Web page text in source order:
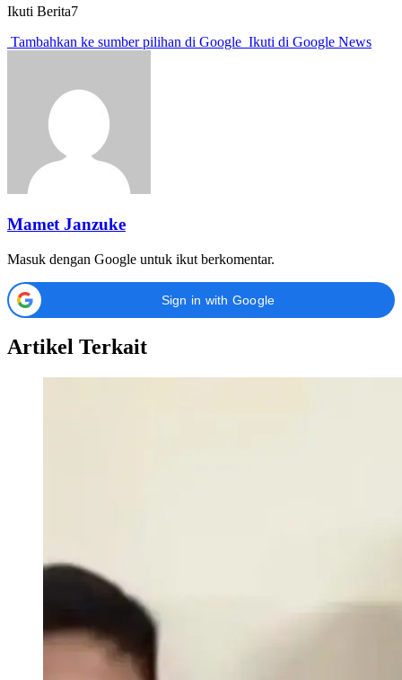
Ikuti Berita7
Tambahkan ke sumber pilihan di Google Ikuti di Google News
Mamet Janzuke
Masuk dengan Google untuk ikut berkomentar.
Sign in with Google
Artikel Terkait